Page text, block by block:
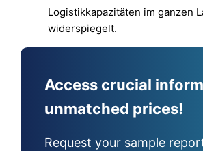
Logistikkapazitäten im ganzen
widerspiegelt.
Access crucial
unmatched prices!
Request your sample